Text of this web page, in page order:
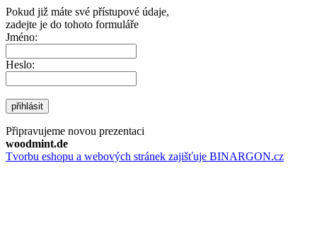
Pokud již máte své přístupové údaje,
zadejte je do tohoto formuláře
Jméno:
Heslo:
přihlásit
Připravujeme novou prezentaci
woodmint.de
Tvorbu eshopu a webových stránek zajišťuje BINARGON.cz